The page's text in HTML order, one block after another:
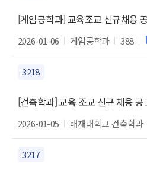
[게임공학과] 교육조교 신규채용
2026-01-06 게임공학과 388
3218
[건축학과] 교육 조교 신규 채용
2026-01-05 배재대학교 건축학과
3217